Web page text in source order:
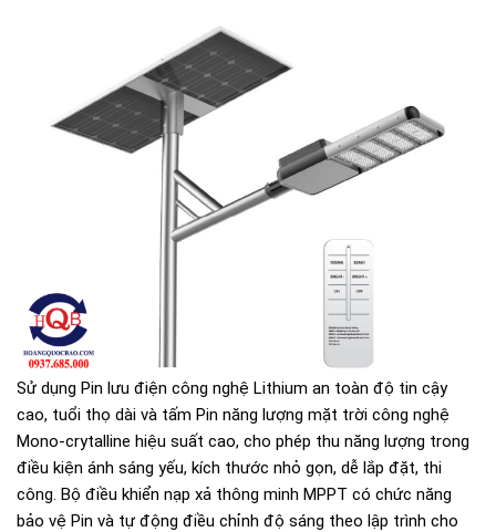
Sử dụng Pin lưu điện công nghệ Lithium an toàn độ tin cậy
cao, tuổi thọ dài và tấm Pin năng lượng mặt trời công nghệ
Mono-crytalline hiệu suất cao, cho phép thu năng lượng trong
điều kiện ánh sáng yếu, kích thước nhỏ gọn, dễ lắp đặt, thi
công. Bộ điều khiển nạp xả thông minh MPPT có chức năng
bảo vệ Pin và tự động điều chỉnh độ sáng theo lập trình cho